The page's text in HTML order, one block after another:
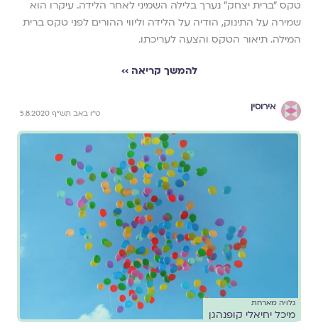
טקס "ברית יצחק" נערך בלילה השמיני לאחר הלידה. עיקרו הוא
שמירה על התינוק, הודיה על הלידה וליווי ההורים לפני טקס ברית
המילה. תיאור הטקס והצעה לעריכתו.
להמשך קריאה ››
אירוסין
ט"ו באב תש"ף 5.8.2020
גלויה מארחת
מיכל יחיאלי קופנהגן